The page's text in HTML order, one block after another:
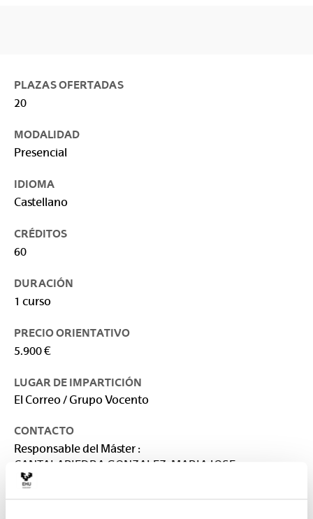
PLAZAS OFERTADAS
20
MODALIDAD
Presencial
IDIOMA
Castellano
CRÉDITOS
60
DURACIÓN
1 curso
PRECIO ORIENTATIVO
5.900 €
LUGAR DE IMPARTICIÓN
El Correo / Grupo Vocento
CONTACTO
Responsable del Máster :
CANTALAPIEDRA GONZALEZ, MARIA JOSE
mariajose.cantalapiedra@ehu.eus